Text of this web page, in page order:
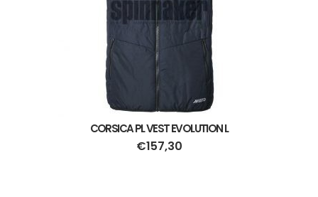
CORSICA PL VEST EVOLUTION L
€157,30